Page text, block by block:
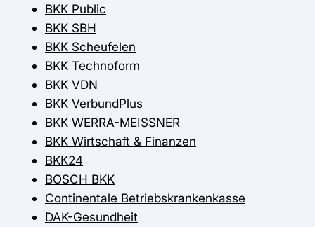
BKK Public
BKK SBH
BKK Scheufelen
BKK Technoform
BKK VDN
BKK VerbundPlus
BKK WERRA-MEISSNER
BKK Wirtschaft & Finanzen
BKK24
BOSCH BKK
Continentale Betriebskrankenkasse
DAK-Gesundheit